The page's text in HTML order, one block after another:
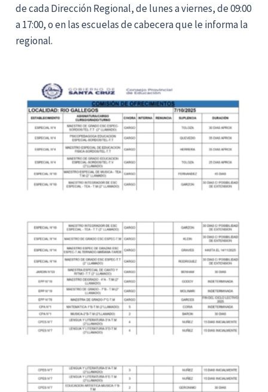
de cada Dirección Regional, de lunes a viernes, de 09:00
a 17:00, o en las escuelas de cabecera que le informa la
regional.